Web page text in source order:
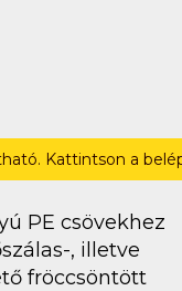
Kattintson a
PE csövekhez
, illetve
fröccsöntött